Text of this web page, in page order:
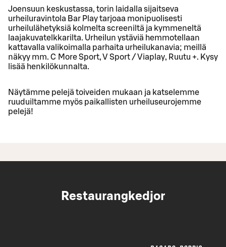
Joensuun keskustassa, torin laidalla sijaitseva
urheiluravintola Bar Play tarjoaa monipuolisesti
urheilulähetyksiä kolmelta screeniltä ja kymmeneltä
laajakuvatelkkarilta. Urheilun ystäviä hemmotellaan
kattavalla valikoimalla parhaita urheilukanavia; meillä
näkyy mm. C More Sport, V Sport / Viaplay, Ruutu +. Kysy
lisää henkilökunnalta.
Näytämme pelejä toiveiden mukaan ja katselemme
ruuduiltamme myös paikallisten urheiluseurojemme
pelejä!
Restaurangkedjor